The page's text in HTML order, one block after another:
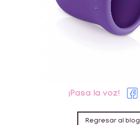
¡Pasa la voz!
Regresar al blog